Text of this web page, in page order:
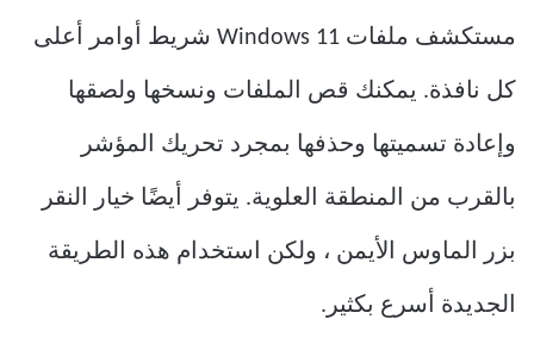
مستكشف ملفات Windows 11 شريط أوامر أعلى
كل نافذة. يمكنك قص الملفات ونسخها ولصقها
وإعادة تسميتها وحذفها بمجرد تحريك المؤشر
بالقرب من المنطقة العلوية. يتوفر أيضًا خيار النقر
بزر الماوس الأيمن ، ولكن استخدام هذه الطريقة
الجديدة أسرع بكثير.